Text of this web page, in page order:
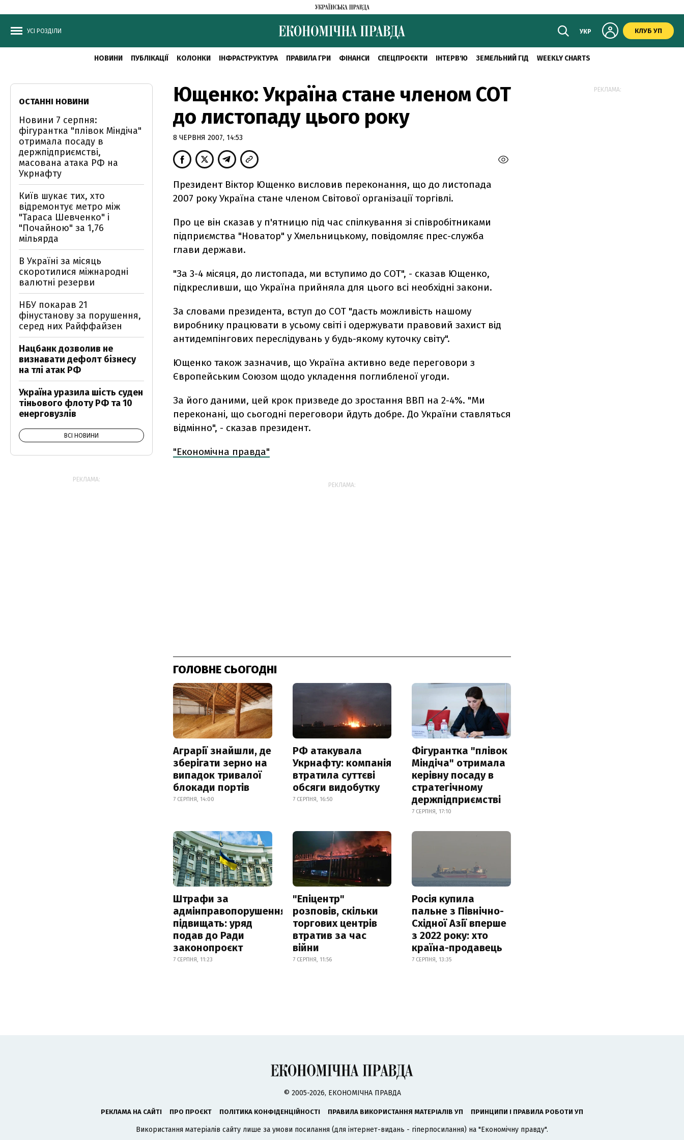
УСІ РОЗДІЛИ УКР КЛУБ УП
НОВИНИ ПУБЛІКАЦІЇ КОЛОНКИ ІНФРАСТРУКТУРА ПРАВИЛА ГРИ ФІНАНСИ СПЕЦПРОЄКТИ ІНТЕРВ'Ю ЗЕМЕЛЬНИЙ ГІД WEEKLY CHARTS
Ющенко: Україна стане членом СОТ
до листопаду цього року
8 ЧЕРВНЯ 2007, 14:53
Президент Віктор Ющенко висловив переконання, що до листопада
2007 року Україна стане членом Світової організації торгівлі.
Про це він сказав у п'ятницю під час спілкування зі співробітниками
підприємства "Новатор" у Хмельницькому, повідомляє прес-служба
глави держави.
"За 3-4 місяця, до листопада, ми вступимо до СОТ", - сказав Ющенко,
підкресливши, що Україна прийняла для цього всі необхідні закони.
За словами президента, вступ до СОТ "дасть можливість нашому
виробнику працювати в усьому світі і одержувати правовий захист від
антидемпінгових переслідувань у будь-якому куточку світу".
Ющенко також зазначив, що Україна активно веде переговори з
Європейським Союзом щодо укладення поглибленої угоди.
За його даними, цей крок призведе до зростання ВВП на 2-4%. "Ми
переконані, що сьогодні переговори йдуть добре. До України ставляться
відмінно", - сказав президент.
"Економічна правда"
РЕКЛАМА:
ГОЛОВНЕ СЬОГОДНІ
Аграрії знайшли, де
зберігати зерно на
випадок тривалої
блокади портів
7 СЕРПНЯ, 14:00
РФ атакувала
Укрнафту: компанія
втратила суттєві
обсяги видобутку
7 СЕРПНЯ, 16:50
Фігурантка "плівок
Міндіча" отримала
керівну посаду в
стратегічному
держпідприємстві
7 СЕРПНЯ, 17:10
Штрафи за
адмінправопорушення
підвищать: уряд
подав до Ради
законопроєкт
7 СЕРПНЯ, 11:23
"Епіцентр"
розповів, скільки
торгових центрів
втратив за час
війни
7 СЕРПНЯ, 11:56
Росія купила
пальне з Північно-
Східної Азії вперше
з 2022 року: хто
країна-продавець
7 СЕРПНЯ, 13:35
ОСТАННІ НОВИНИ
Новини 7 серпня:
фігурантка "плівок Міндіча"
отримала посаду в
держпідприємстві,
масована атака РФ на
Укрнафту
Київ шукає тих, хто
відремонтує метро між
"Тараса Шевченко" і
"Почайною" за 1,76
мільярда
В Україні за місяць
скоротилися міжнародні
валютні резерви
НБУ покарав 21
фінустанову за порушення,
серед них Райффайзен
Нацбанк дозволив не
визнавати дефолт бізнесу
на тлі атак РФ
Україна уразила шість суден
тіньового флоту РФ та 10
енерговузлів
ВСІ НОВИНИ
РЕКЛАМА:
РЕКЛАМА:
© 2005-2026, ЕКОНОМІЧНА ПРАВДА
РЕКЛАМА НА САЙТІ ПРО ПРОЄКТ ПОЛІТИКА КОНФІДЕНЦІЙНОСТІ ПРАВИЛА ВИКОРИСТАННЯ МАТЕРІАЛІВ УП ПРИНЦИПИ І ПРАВИЛА РОБОТИ УП
Використання матеріалів сайту лише за умови посилання (для інтернет-видань - гіперпосилання) на "Економічну правду".